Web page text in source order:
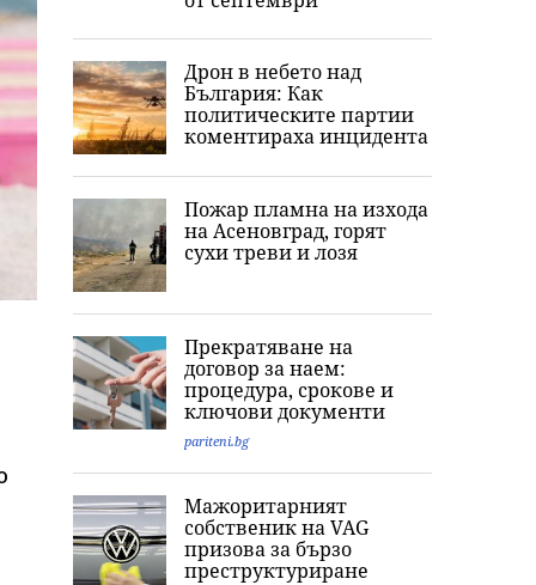
Дрон в небето над
България: Как
политическите партии
коментираха инцидента
Пожар пламна на изхода
на Асеновград, горят
сухи треви и лозя
Прекратяване на
договор за наем:
процедура, срокове и
ключови документи
pariteni.bg
Мажоритарният
собственик на VAG
призова за бързо
преструктуриране